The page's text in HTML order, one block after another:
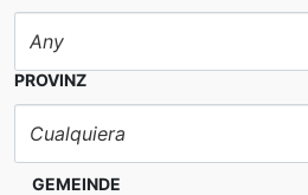
PROVINZ
GEMEINDE